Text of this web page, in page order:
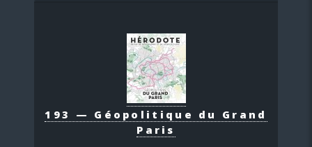
193 — Géopolitique du Grand
Paris